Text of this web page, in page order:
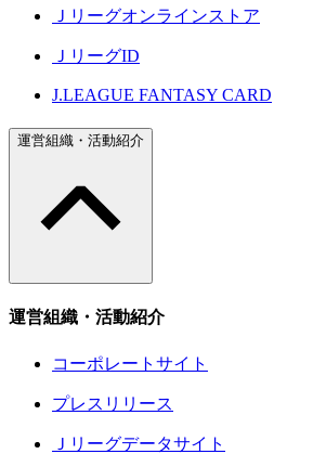
Ｊリーグオンラインストア
ＪリーグID
J.LEAGUE FANTASY CARD
運営組織・活動紹介
運営組織・活動紹介
コーポレートサイト
プレスリリース
Ｊリーグデータサイト